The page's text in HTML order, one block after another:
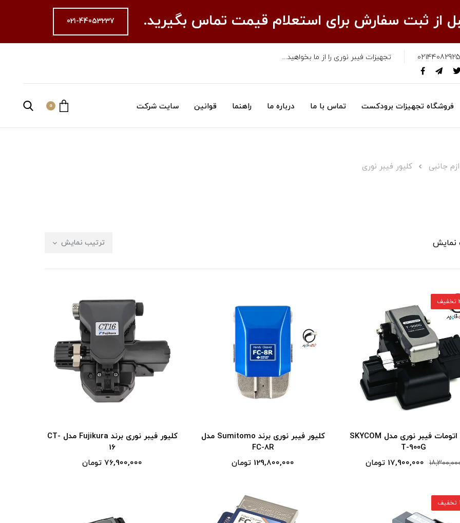
از ثبت سفارش برای استعلام قیمت تماس بگیرید. 021-44053237
تجهیزات فیبر نوری را از ما بخواهید...
فروشگاه تجهیزات برودکست تماس با ما درباره ما راهنما قوانین سایت شرکت 0
جانبی کلیور فیبر نوری
نمایش ترتیب نمایش
کلیور اتومات فیبر نوری مدل SKYCOM
T-900G
17,900,000 تومان
کلیور فیبر نوری برند Sumitomo مدل
FC-8R
129,800,000 تومان
کلیور فیبر نوری برند Fujikura مدل CT-
16
76,900,000 تومان